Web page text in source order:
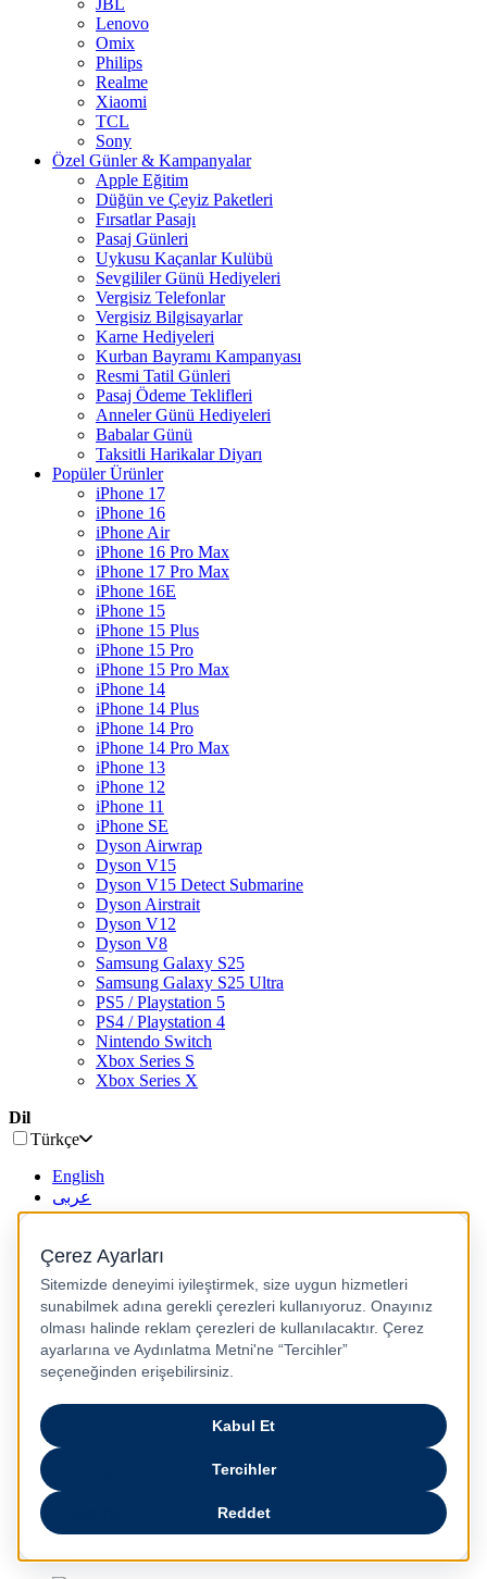
Lenovo
Omix
Philips
Realme
Xiaomi
TCL
Sony
Özel Günler & Kampanyalar
Apple Eğitim
Düğün ve Çeyiz Paketleri
Fırsatlar Pasajı
Pasaj Günleri
Uykusu Kaçanlar Kulübü
Sevgililer Günü Hediyeleri
Vergisiz Telefonlar
Vergisiz Bilgisayarlar
Karne Hediyeleri
Kurban Bayramı Kampanyası
Resmi Tatil Günleri
Pasaj Ödeme Teklifleri
Anneler Günü Hediyeleri
Babalar Günü
Taksitli Harikalar Diyarı
Popüler Ürünler
iPhone 17
iPhone 16
iPhone Air
iPhone 16 Pro Max
iPhone 17 Pro Max
iPhone 16E
iPhone 15
iPhone 15 Plus
iPhone 15 Pro
iPhone 15 Pro Max
iPhone 14
iPhone 14 Plus
iPhone 14 Pro
iPhone 14 Pro Max
iPhone 13
iPhone 12
iPhone 11
iPhone SE
Dyson Airwrap
Dyson V15
Dyson V15 Detect Submarine
Dyson Airstrait
Dyson V12
Dyson V8
Samsung Galaxy S25
Samsung Galaxy S25 Ultra
PS5 / Playstation 5
PS4 / Playstation 4
Nintendo Switch
Xbox Series S
Xbox Series X
Dil
Türkçe
English
عربى
русский